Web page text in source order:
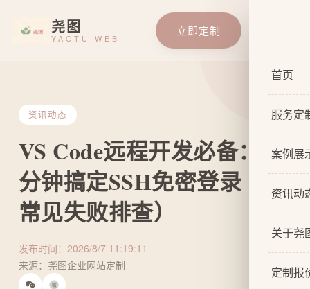
尧图
YAOTU WEB
立即定制
首页
服务定
服务
基础
自适
网站
案例展
资讯动
关于尧
关于
定制报
资讯动态
VS Code远程开发必备：3
分钟搞定SSH免密登录（附
常见失败排查）
发布时间：2026/8/7 11:19:11
来源：尧图企业网站定制
微